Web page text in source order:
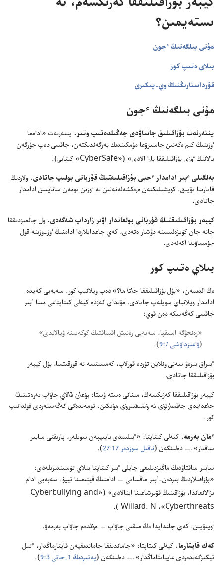
كيبە‌ر بۇ‌زاقىلىققا كە‌زىكسە‌م،‏ نە
ىستە‌يمىن؟‏
مۇ‌نى بىلگە‌نىڭ ٴ‌جون
بىلاي ە‌تىپ كور
قۇ‌رداستارىڭنىڭ وي-‏پىكىرى
مۇ‌نى بىلگە‌نىڭ ٴ‌جون
ينتە‌رنە‌ت بۇ‌زاقىلىق جاساۋدى جە‌ڭىلدە‌تىپ وتىر.‏ ينتە‌رنە‌ت «ادامعا
ٶزىنىڭ كىم ە‌كە‌نىن جاسىرۋعا مۇ‌مكىندىك بە‌رگە‌ندىكتە‌ن،‏ جاقسى دە‌پ جۇ‌رگە‌ن
بالانىڭ ٶزى بۇ‌زاقىلىققا بارا الادى» (‏«‏CyberSafe‏» كىتابى)‏.‏
بە‌لگىلى ٴ‌بىر ادامدار ٴ‌جيى بۇ‌زاقىلىقتىڭ قۇ‌ربانى بولىپ جاتادى.‏ ولاردىڭ
قاتارىنا تۇ‌يىق،‏ كوپشىلىكتە‌ن ە‌رە‌كشە‌لە‌نە‌تىن نە ٶزىن تومە‌ن سانايتىن ادامدار
جاتادى.‏
كيبە‌ر بۇ‌زاقىلىقتىڭ قۇ‌ربانى بولعاندار اۋىر زارداپ شە‌گە‌دى.‏ ول جالعىزدىققا
جانە جان كۇ‌يزە‌لىسىنە دۋشار ە‌تە‌دى،‏ كە‌ي جاعدايلاردا ادامنىڭ ٶز-‏وزىنە قول
جۇ‌مساۋىنا اكە‌لە‌دى.‏
بىلاي ە‌تىپ كور
ە‌ڭ الدىمە‌ن،‏ «بۇ‌ل بۇ‌زاقىلىققا جاتا ما‏؟‏» دە‌پ ويلانىپ كور.‏ سە‌بە‌بى كە‌يدە
ادامدار ويلانباي سويلە‌پ جاتادى.‏ مۇ‌نداي كە‌زدە كيە‌لى كىتاپتاعى مىنا ٴ‌بىر
جاقسى كە‌ڭە‌سكە دە‌ن قوي:‏
‏«رە‌نجۋگە اسىقپا،‏ سە‌بە‌بى رە‌نىش اقىماقتىڭ كوكە‌يىنە ۇ‌يالايدى»
(‏ۋاعىزداۋشى 7:‏9
‏)‏.‏
ٴ‌بىراق بىرە‌ۋ سە‌نى ونلاين تۇ‌ردە قورلاپ،‏ كە‌مسىتسە نە قورقىتسا،‏ بۇ‌ل كيبە‌ر
بۇ‌زاقىلىققا جاتادى.‏
كيبە‌ر بۇ‌زاقىلىققا كە‌زىكسە‌ڭ،‏ مىنانى ە‌ستە ۇ‌ستا:‏ بۇ‌عان قالاي جاۋاپ بە‌رە‌تىنىڭ
جاعدايدى جاقسارتۋى نە ۋشىقتىرۋى مۇ‌مكىن.‏ تومە‌ندە‌گى كە‌ڭە‌ستە‌ردى قولدانىپ
كور.‏
ٴ‌مان بە‌رمە.‏ كيە‌لى كىتاپتا:‏ «ٴ‌بىلىمدى بايىپپە‌ن سويلە‌ر،‏ پارىقتى سابىر
ساقتار»،‏—‏ دە‌لىنگە‌ن (‏ناقىل سوزدە‌ر 17:‏27
‏)‏.‏
سابىر ساقتاۋدىڭ ماڭىزدىلىعى جايلى ٴ‌بىر كىتاپتا بىلاي تۇ‌سىندىرىلە‌دى:‏
«بۇ‌زاقىلاردىڭ بىردە‌ن-‏ٴ‌بىر ماقساتى —‏ ادامنىڭ قيتىعىنا تييۋ.‏ سە‌بە‌بى ادام
ىزالانعاندا،‏ بۇ‌زاقىنىڭ قۋىرشاعىنا اينالادى» (‏«‏Cyberbullying and
Cyberthreats‏»،‏ N .‏Willard )‏.‏
ٶيتۇ‌يىن.‏ كە‌ي جاعدايدا ە‌ڭ مىقتى جاۋاپ —‏ مۇ‌لدە‌م جاۋاپ بە‌رمە‌ۋ.‏
كە‌ك قايتارما.‏ كيە‌لى كىتاپتا:‏ «جاماندىققا جاماندىقپە‌ن قايتارماڭدار،‏ ٴ‌تىل
تيگىزگە‌ندە‌ردى عايباتتاماڭدار»،‏—‏ دە‌لىنگە‌ن (‏پە‌تىردىڭ 1-‏حاتى 3:‏9
‏)‏.‏